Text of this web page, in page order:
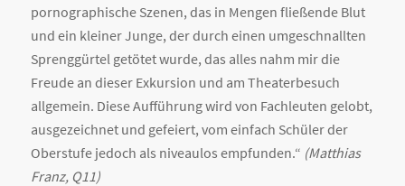
pornographische Szenen, das in Mengen fließende Blut
und ein kleiner Junge, der durch einen umgeschnallten
Sprenggürtel getötet wurde, das alles nahm mir die
Freude an dieser Exkursion und am Theaterbesuch
allgemein. Diese Aufführung wird von Fachleuten gelobt,
ausgezeichnet und gefeiert, vom einfach Schüler der
Oberstufe jedoch als niveaulos empfunden.“ (Matthias
Franz, Q11)